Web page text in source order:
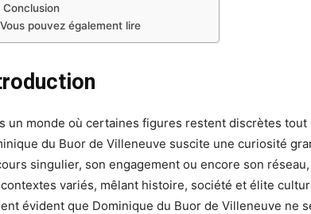
Conclusion
Vous pouvez également lire
un monde où certaines figures restent discrètes
du Buor de Villeneuve suscite une curiosité
singulier, son engagement ou encore son
variés, mêlant histoire, société et élite
évident que Dominique du Buor de Villeneuve ne